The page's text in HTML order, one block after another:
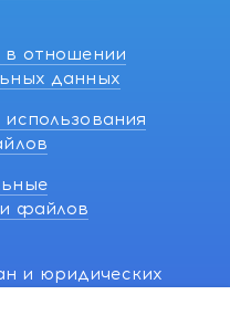
в отношении
данных
файлов
и юридических